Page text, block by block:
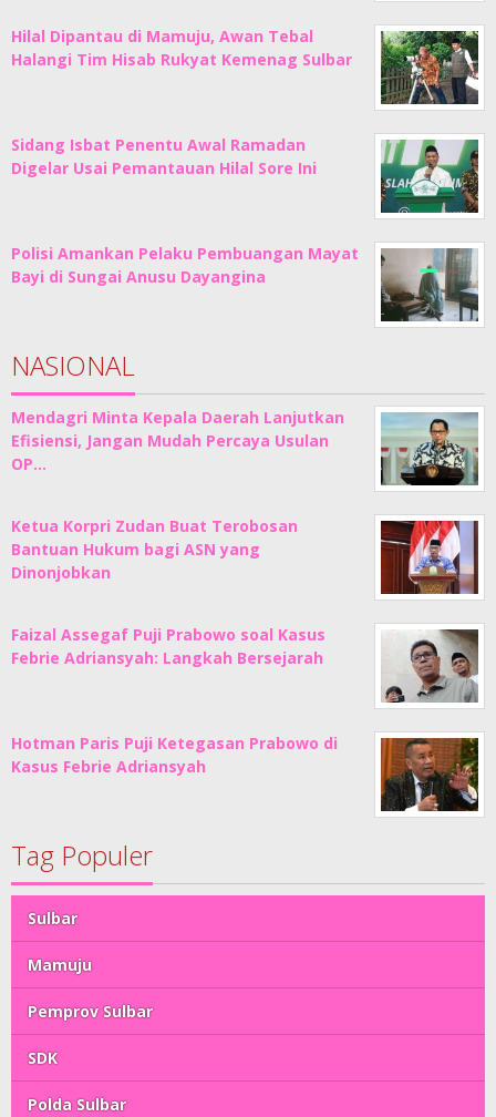
Hilal Dipantau di Mamuju, Awan Tebal
Halangi Tim Hisab Rukyat Kemenag Sulbar
Sidang Isbat Penentu Awal Ramadan
Digelar Usai Pemantauan Hilal Sore Ini
Polisi Amankan Pelaku Pembuangan Mayat
Bayi di Sungai Anusu Dayangina
NASIONAL
Mendagri Minta Kepala Daerah Lanjutkan
Efisiensi, Jangan Mudah Percaya Usulan
OP…
Ketua Korpri Zudan Buat Terobosan
Bantuan Hukum bagi ASN yang
Dinonjobkan
Faizal Assegaf Puji Prabowo soal Kasus
Febrie Adriansyah: Langkah Bersejarah
Hotman Paris Puji Ketegasan Prabowo di
Kasus Febrie Adriansyah
Tag Populer
Sulbar
Mamuju
Pemprov Sulbar
SDK
Polda Sulbar